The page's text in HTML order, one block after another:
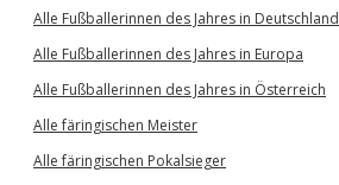
Alle Fußballerinnen des Jahres in Deutschland
Alle Fußballerinnen des Jahres in Europa
Alle Fußballerinnen des Jahres in Österreich
Alle färingischen Meister
Alle färingischen Pokalsieger